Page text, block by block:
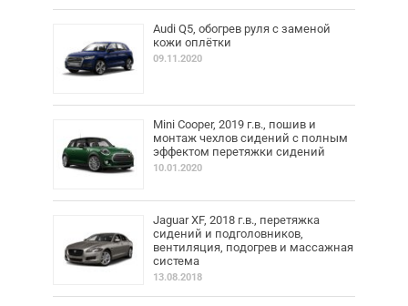
Audi Q5, обогрев руля с заменой
кожи оплётки
09.11.2020
Mini Cooper, 2019 г.в., пошив и
монтаж чехлов сидений с полным
эффектом перетяжки сидений
10.01.2020
Jaguar XF, 2018 г.в., перетяжка
сидений и подголовников,
вентиляция, подогрев и массажная
система
13.08.2018